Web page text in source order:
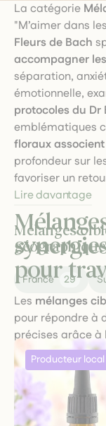
La catégorie
"M’aimer dans
Fleurs de Bach
accompagner
séparation,
émotionnelle,
protocoles du Dr
emblématiques
floraux
profondeur sur
favoriser un
pour
Les mélanges
pour répondre à
précises grâce
sélectionnés.
choisies pour
psychique lors
tristesse, de
confiance. Ces
Lire davantage
Mélanges
géographique
France 29